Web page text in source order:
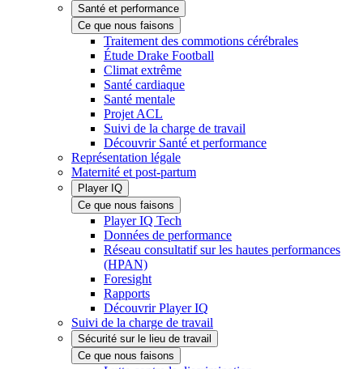
Santé et performance
Ce que nous faisons
Traitement des commotions cérébrales
Étude Drake Football
Climat extrême
Santé cardiaque
Santé mentale
Projet ACL
Suivi de la charge de travail
Découvrir Santé et performance
Représentation légale
Maternité et post-partum
Player IQ
Ce que nous faisons
Player IQ Tech
Données de performance
Réseau consultatif sur les hautes performances
(HPAN)
Foresight
Rapports
Découvrir Player IQ
Suivi de la charge de travail
Sécurité sur le lieu de travail
Ce que nous faisons